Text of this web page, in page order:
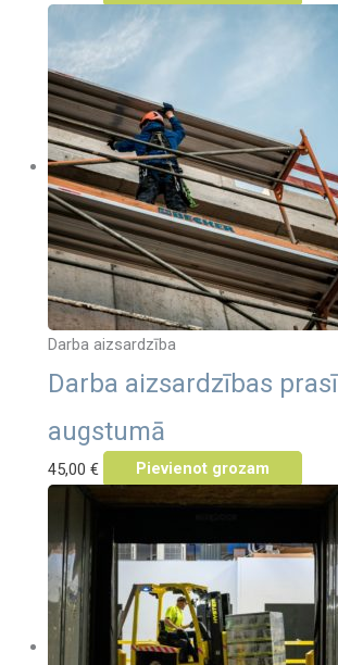
Darba aizsardzība
Darba aizsardzības
augstumā
45,00 € Pievienot grozam